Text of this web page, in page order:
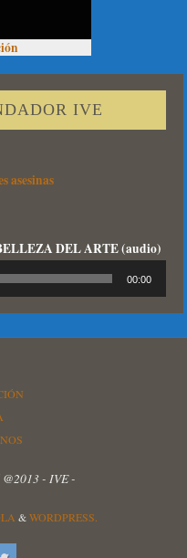
IVE
asesinas
DEL ARTE (audio)
00:00
- IVE -
&WORDPRESS.